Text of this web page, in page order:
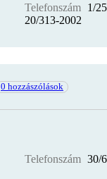
Telefonszám
1/
20/313-2002
0 hozzászólások
Telefonszám 30/